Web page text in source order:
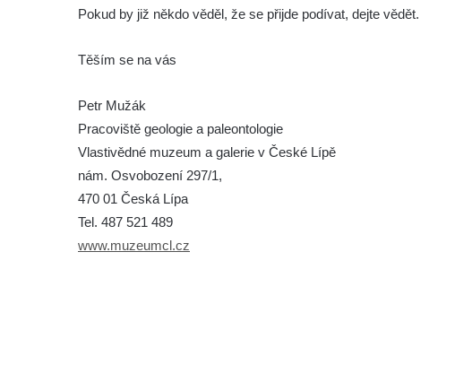
Pokud by již někdo věděl, že se přijde podívat, dejte vědět.
Těším se na vás
Petr Mužák
Pracoviště geologie a paleontologie
Vlastivědné muzeum a galerie v České Lípě
nám. Osvobození 297/1,
470 01 Česká Lípa
Tel. 487 521 489
www.muzeumcl.cz